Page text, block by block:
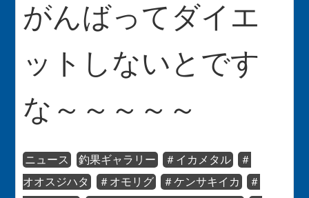
がんばってダイエ
ットしないとです
な～～～～～
ニュース 釣果ギャラリー ＃イカメタル
＃
オオスジハタ
＃オモリグ ＃ケンサキイカ
＃